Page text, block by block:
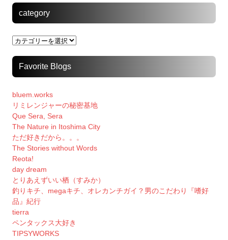
category
category
Favorite Blogs
bluem.works
リミレンジャーの秘密基地
Que Sera, Sera
The Nature in Itoshima City
ただ好きだから。。。
The Stories without Words
Reota!
day dream
とりあえずいい栖（すみか）
釣りキチ、megaキチ、オレカンチガイ？男のこだわり『嗜好
品』紀行
tierra
ペンタックス大好き
TIPSYWORKS